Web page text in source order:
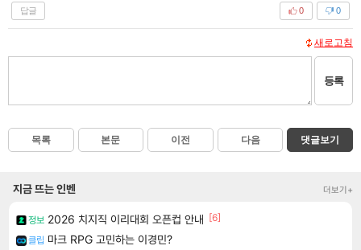
답글 0
0
새로고침
등록
목록 본문 이전 다음 댓글보기
지금 뜨는 인벤 더보기+
정보 2026 치지직 이리대회 오픈컵 안내 [6]
클립 마크 RPG 고민하는 이경민?